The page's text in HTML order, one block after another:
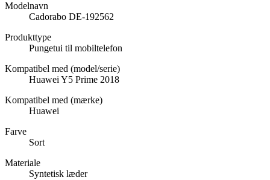
Modelnavn
Cadorabo DE-192562
Produkttype
Pungetui til mobiltelefon
Kompatibel med (model/serie)
Huawei Y5 Prime 2018
Kompatibel med (mærke)
Huawei
Farve
Sort
Materiale
Syntetisk læder